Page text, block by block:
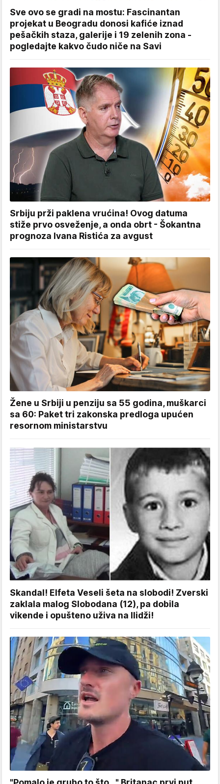
Sve ovo se gradi na mostu: Fascinantan
projekat u Beogradu donosi kafiće iznad
pešačkih staza, galerije i 19 zelenih zona -
pogledajte kakvo čudo niče na Savi
Srbiju prži paklena vrućina! Ovog datuma
stiže prvo osveženje, a onda obrt - Šokantna
prognoza Ivana Ristića za avgust
Žene u Srbiji u penziju sa 55 godina, muškarci
sa 60: Paket tri zakonska predloga upućen
resornom ministarstvu
Skandal! Elfeta Veseli šeta na slobodi! Zverski
zaklala malog Slobodana (12), pa dobila
vikende i opušteno uživa na Ilidži!